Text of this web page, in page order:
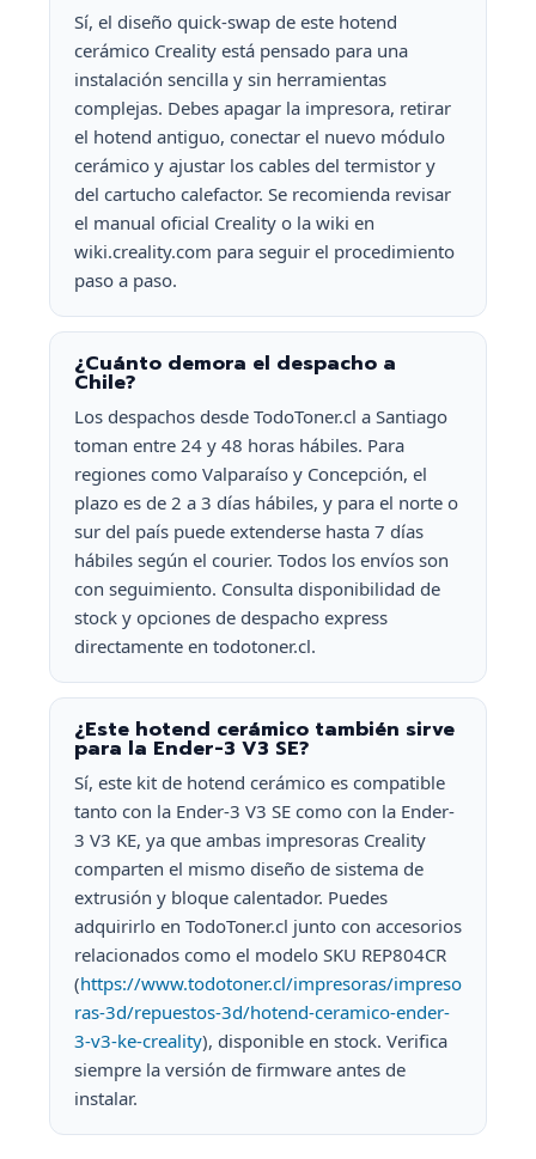
Sí, el diseño quick-swap de este hotend
cerámico Creality está pensado para una
instalación sencilla y sin herramientas
complejas. Debes apagar la impresora, retirar
el hotend antiguo, conectar el nuevo módulo
cerámico y ajustar los cables del termistor y
del cartucho calefactor. Se recomienda revisar
el manual oficial Creality o la wiki en
wiki.creality.com para seguir el procedimiento
paso a paso.
¿Cuánto demora el despacho a
Chile?
Los despachos desde TodoToner.cl a Santiago
toman entre 24 y 48 horas hábiles. Para
regiones como Valparaíso y Concepción, el
plazo es de 2 a 3 días hábiles, y para el norte o
sur del país puede extenderse hasta 7 días
hábiles según el courier. Todos los envíos son
con seguimiento. Consulta disponibilidad de
stock y opciones de despacho express
directamente en todotoner.cl.
¿Este hotend cerámico también sirve
para la Ender-3 V3 SE?
Sí, este kit de hotend cerámico es compatible
tanto con la Ender-3 V3 SE como con la Ender-
3 V3 KE, ya que ambas impresoras Creality
comparten el mismo diseño de sistema de
extrusión y bloque calentador. Puedes
adquirirlo en TodoToner.cl junto con accesorios
relacionados como el modelo SKU REP804CR
(https://www.todotoner.cl/impresoras/impreso
ras-3d/repuestos-3d/hotend-ceramico-ender-
3-v3-ke-creality), disponible en stock. Verifica
siempre la versión de firmware antes de
instalar.